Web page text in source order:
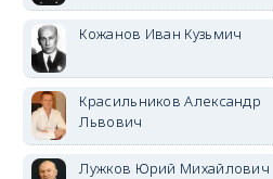
Кожанов Иван Кузьмич
Красильников Александр
Львович
Лужков Юрий Михайлович